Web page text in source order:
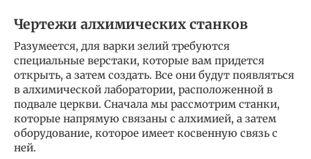
Чертежи алхимических станков
Разумеется, для варки зелий требуются
специальные верстаки, которые вам придется
открыть, а затем создать. Все они будут появляться
в алхимической лаборатории, расположенной в
подвале церкви. Сначала мы рассмотрим станки,
которые напрямую связаны с алхимией, а затем
оборудование, которое имеет косвенную связь с
ней.